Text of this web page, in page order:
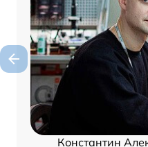
Константин